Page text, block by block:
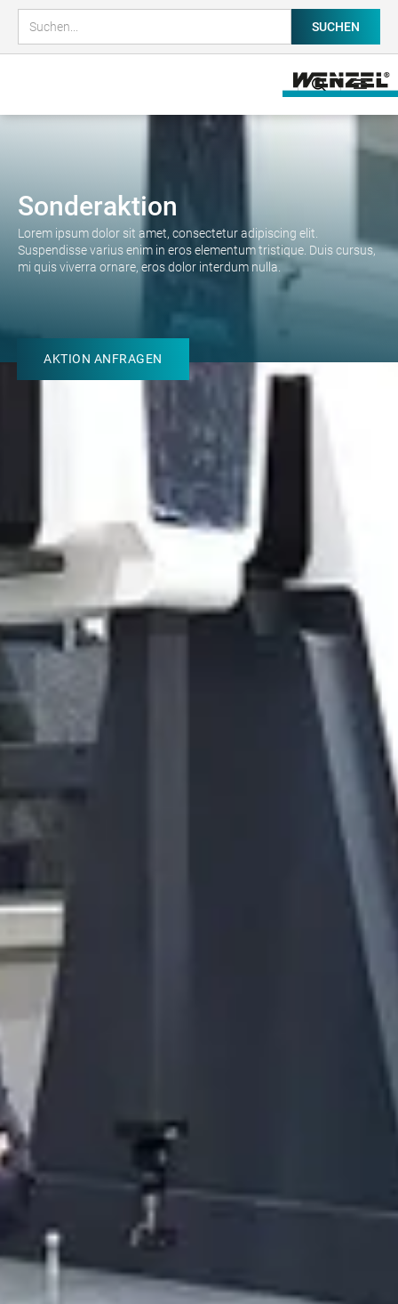
Sonderaktion
Lorem ipsum dolor sit amet, consectetur adipiscing elit.
Suspendisse varius enim in eros elementum tristique. Duis cursus,
mi quis viverra ornare, eros dolor interdum nulla.
AKTION ANFRAGEN